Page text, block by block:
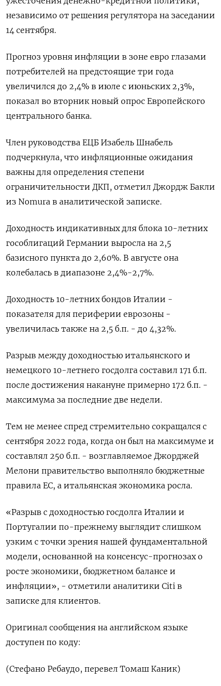
независимо от решения регулятора на заседании
14 сентября.
Прогноз уровня инфляции в зоне евро глазами
потребителей на предстоящие три года
увеличился до 2,4% в июле с июньских 2,3%,
показал во вторник новый опрос Европейского
центрального банка.
Член руководства ЕЦБ Изабель Шнабель
подчеркнула, что инфляционные ожидания
важны для определения степени
ограничительности ДКП, отметил Джордж Бакли
из Nomura в аналитической записке.
Доходность индикативных для блока 10-летних
гособлигаций Германии выросла на 2,5
базисного пункта до 2,60%. В августе она
колебалась в диапазоне 2,4%-2,7%.
Доходность 10-летних бондов Италии -
показателя для периферии еврозоны -
увеличилась также на 2,5 б.п. - до 4,32%.
Разрыв между доходностью итальянского и
немецкого 10-летнего госдолга составил 171 б.п.
после достижения накануне примерно 172 б.п. -
максимума за последние две недели.
Тем не менее спред стремительно сокращался с
сентября 2022 года, когда он был на максимуме и
составлял 250 б.п. - возглавляемое Джорджей
Мелони правительство выполняло бюджетные
правила ЕС, а итальянская экономика росла.
«Разрыв с доходностью госдолга Италии и
Португалии по-прежнему выглядит слишком
узким с точки зрения нашей фундаментальной
модели, основанной на консенсус-прогнозах о
росте экономики, бюджетном балансе и
инфляции», - отметили аналитики Citi в
записке для клиентов.
Оригинал сообщения на английском языке
доступен по коду:
(Стефано Ребаудо, перевел Томаш Каник)